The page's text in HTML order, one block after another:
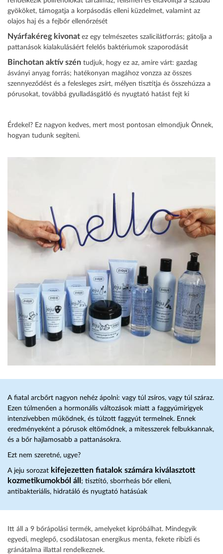
gyököket, támogatja a korpásodás elleni küzdelmet, valamint az
olajos haj és a fejbőr ellenőrzését
Nyárfakéreg kivonat ez egy telmészetes szalicilátforrás; gátolja a
pattanások kialakulásáért felelős baktériumok szaporodását
Binchotan aktív szén tudjuk, hogy ez az, amire várt: gazdag
ásványi anyag forrás; hatékonyan magához vonzza az összes
szennyeződést és a felesleges zsírt, mélyen tisztítja és összehúzza a
pórusokat, továbbá gyulladásgátló és nyugtató hatást fejt ki
Érdekel? Ez nagyon kedves, mert most pontosan elmondjuk Önnek,
hogyan tudunk segíteni.
A fiatal arcbőrt nagyon nehéz ápolni: vagy túl zsíros, vagy túl száraz.
Ezen túlmenően a hormonális változások miatt a faggyúmirigyek
intenzívebben működnek, és túlzott faggyút termelnek. Ennek
eredményeként a pórusok eltömődnek, a mitesszerek felbukkannak,
és a bőr hajlamosabb a pattanásokra.
Ezt nem szeretné, ugye?
A jeju sorozat kifejezetten fiatalok számára kiválasztott
kozmetikumokból áll; tisztító, sborrheás bőr elleni,
antibakteriális, hidratáló és nyugtató hatásúak
Itt áll a 9 bőrápolási termék, amelyeket kipróbálhat. Mindegyik
egyedi, meglepő, csodálatosan energikus menta, fekete ribizli és
gránátalma illattal rendelkeznek.